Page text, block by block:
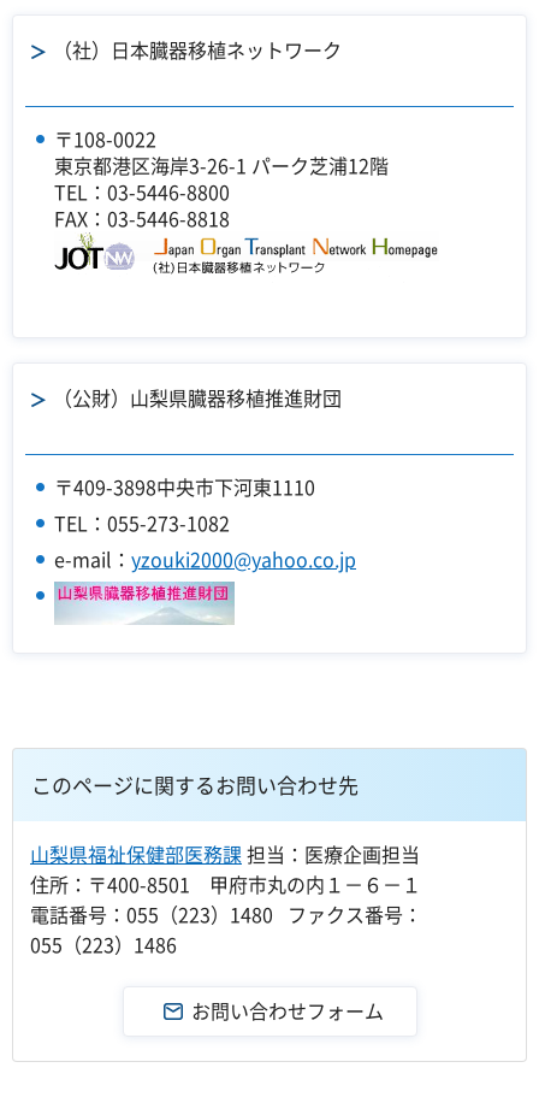
（社）日本臓器移植ネットワーク
〒108-0022
東京都港区海岸3-26-1 パーク芝浦12階
TEL：03-5446-8800
FAX：03-5446-8818
（公財）山梨県臓器移植推進財団
〒409-3898中央市下河東1110
TEL：055-273-1082
e-mail： yzouki2000@yahoo.co.jp
このページに関するお問い合わせ先
山梨県福祉保健部医務課 担当：医療企画担当
住所：〒400-8501 甲府市丸の内１－６－１
電話番号：055（223）1480 ファクス番号：
055（223）1486